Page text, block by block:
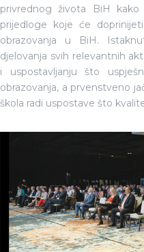
privrednog života BiH
prijedloge koje će
obrazovanja u BiH.
djelovanja svih relevantnih
i uspostavljanju što
obrazovanja, a prvenstveno
škola radi uspostave što